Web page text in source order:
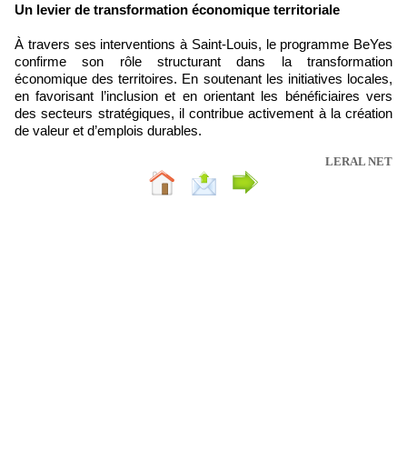
Un levier de transformation économique territoriale
À travers ses interventions à Saint-Louis, le programme BeYes
confirme son rôle structurant dans la transformation
économique des territoires. En soutenant les initiatives locales,
en favorisant l’inclusion et en orientant les bénéficiaires vers
des secteurs stratégiques, il contribue activement à la création
de valeur et d’emplois durables.
LERAL NET